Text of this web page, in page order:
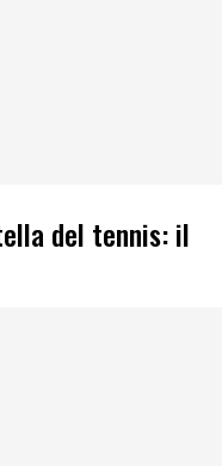
del tennis: il